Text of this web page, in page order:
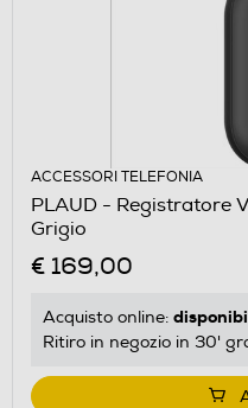
ACCESSORI TELEFONIA
PLAUD - Registratore
Grigio
€ 169,00
Acquisto online:
Ritiro in negozio in 30'